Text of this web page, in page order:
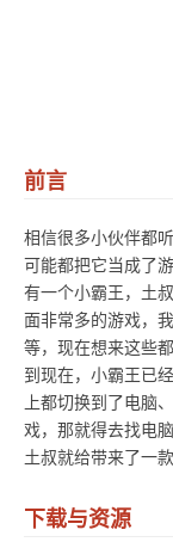
前言
相信很多小伙伴都
可能都把它当成了
有一个小霸王，土
面非常多的游戏，
等，现在想来这些
到现在，小霸王已
上都切换到了电脑
戏，那就得去找电
土叔就给带来了一
下载与资源